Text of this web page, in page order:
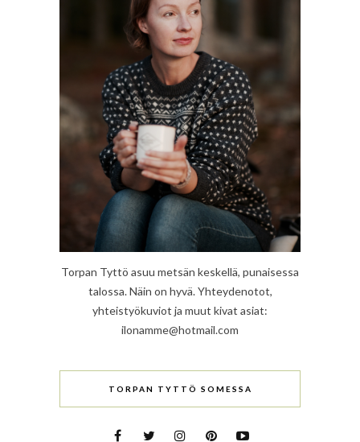
Torpan Tyttö asuu metsän keskellä, punaisessa
talossa. Näin on hyvä. Yhteydenotot,
yhteistyökuviot ja muut kivat asiat:
ilonamme@hotmail.com
TORPAN TYTTÖ SOMESSA